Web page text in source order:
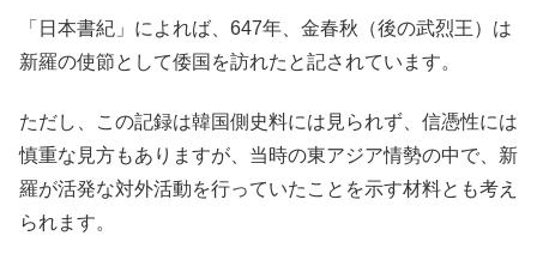
「日本書紀」によれば、647年、金春秋（後の武烈王）は
新羅の使節として倭国を訪れたと記されています。
ただし、この記録は韓国側史料には見られず、信憑性には
慎重な見方もありますが、当時の東アジア情勢の中で、新
羅が活発な対外活動を行っていたことを示す材料とも考え
られます。